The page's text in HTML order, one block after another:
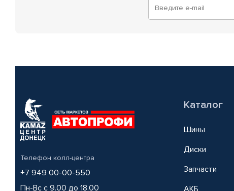
Телефон колл-центра
+7 949 00-00-550
Пн-Вс с 9.00 до 18.00
Каталог
Шины
Диски
Запчасти
АКБ